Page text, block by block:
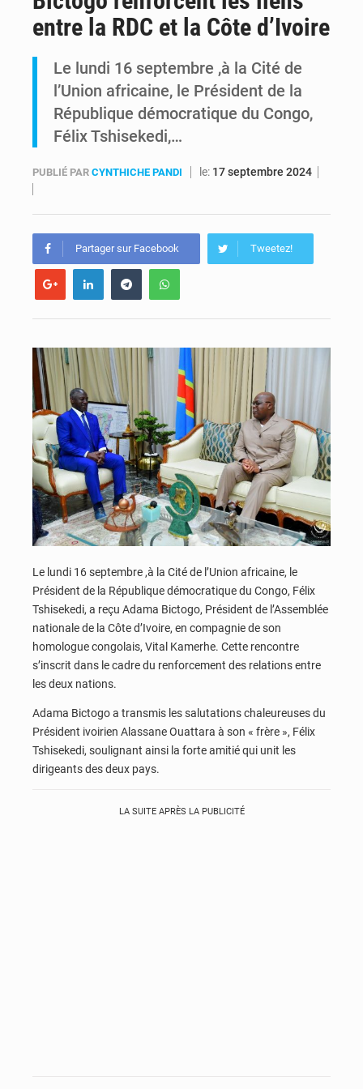
Comment des milliers d’Africains protègent et font fructifier leur argent avec l’USDT
RDC : Raïssa Malu lance les préparatifs d’une Table ronde nationale sur l’éducation inclusive des enfants handicapés
entre la RDC et la Côte d’Ivoire
Le lundi 16 septembre ,à la Cité de
l’Union africaine, le Président de la
République démocratique du Congo,
Félix Tshisekedi,…
PUBLIÉ PAR CYNTHICHE PANDI le: 17 septembre 2024
Partager sur Facebook Tweetez!
Le lundi 16 septembre ,à la Cité de l’Union africaine, le
Président de la République démocratique du Congo, Félix
Tshisekedi, a reçu Adama Bictogo, Président de l’Assemblée
nationale de la Côte d’Ivoire, en compagnie de son
homologue congolais, Vital Kamerhe. Cette rencontre
s’inscrit dans le cadre du renforcement des relations entre
les deux nations.
Adama Bictogo a transmis les salutations chaleureuses du
Président ivoirien Alassane Ouattara à son « frère », Félix
Tshisekedi, soulignant ainsi la forte amitié qui unit les
dirigeants des deux pays.
LA SUITE APRÈS LA PUBLICITÉ